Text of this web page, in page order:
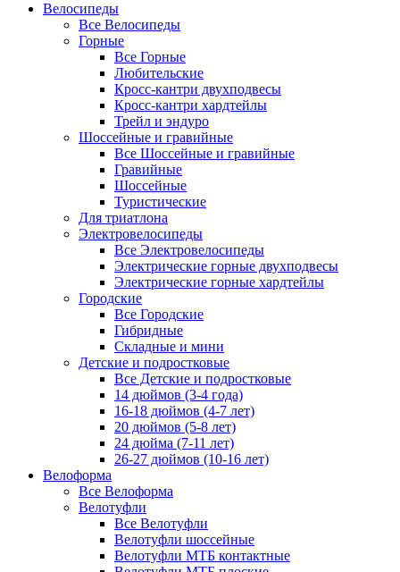
Велосипеды
Все Велосипеды
Горные
Все Горные
Любительские
Кросс-кантри двухподвесы
Кросс-кантри хардтейлы
Трейл и эндуро
Шоссейные и гравийные
Все Шоссейные и гравийные
Гравийные
Шоссейные
Туристические
Для триатлона
Электровелосипеды
Все Электровелосипеды
Электрические горные двухподвесы
Электрические горные хардтейлы
Городские
Все Городские
Гибридные
Складные и мини
Детские и подростковые
Все Детские и подростковые
14 дюймов (3-4 года)
16-18 дюймов (4-7 лет)
20 дюймов (5-8 лет)
24 дюйма (7-11 лет)
26-27 дюймов (10-16 лет)
Велоформа
Все Велоформа
Велотуфли
Все Велотуфли
Велотуфли шоссейные
Велотуфли МТБ контактные